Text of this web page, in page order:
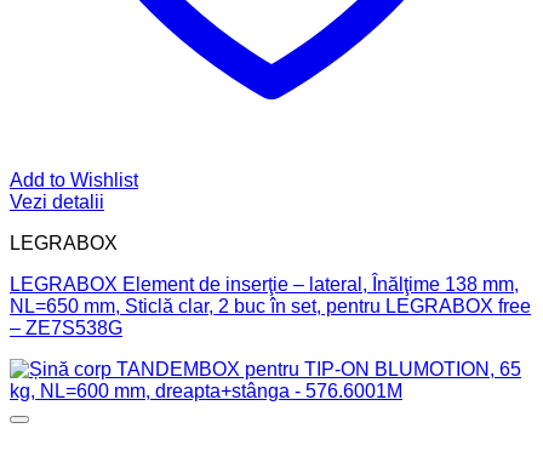
Add to Wishlist
Vezi detalii
LEGRABOX
LEGRABOX Element de inserţie – lateral, Înălţime 138 mm,
NL=650 mm, Sticlă clar, 2 buc în set, pentru LEGRABOX free
– ZE7S538G